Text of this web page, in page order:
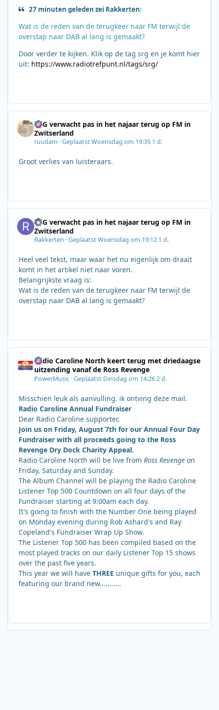
27 minuten geleden zei Rakkerten:
Wat is de reden van de terugkeer naar FM terwijl de
overstap naar DAB al lang is gemaakt?
Door verder te kijken. Klik op de tag srg en je komt hier
uit: https://www.radiotrefpunt.nl/tags/srg/
SRG verwacht pas in het najaar terug op FM in
Zwitserland
ruudam ·GeplaatstWoensdag om 19:35 1 d.
Groot verlies van luisteraars.
SRG verwacht pas in het najaar terug op FM in
Zwitserland
Rakkerten ·GeplaatstWoensdag om 19:12 1 d.
Heel veel tekst, maar waar het nu eigenlijk om draait
komt in het artikel niet naar voren.
Belangrijkste vraag is:
Wat is de reden van de terugkeer naar FM terwijl de
overstap naar DAB al lang is gemaakt?
Radio Caroline North keert terug met driedaagse
uitzending vanaf de Ross Revenge
PowerMusic ·Geplaatst Dinsdag om 14:262 d.
Misschien leuk als aanvulling. ik ontving deze mail.
Radio Caroline Annual Fundraiser
Dear Radio Caroline supporter,
Join us on Friday, August 7th for our Annual Four Day
Fundraiser with all proceeds going to the Ross
Revenge Dry Dock Charity Appeal.
Radio Caroline North will be live from Ross Revenge on
Friday, Saturday and Sunday.
The Album Channel will be playing the Radio Caroline
Listener Top 500 Countdown on all four days of the
Fundraiser starting at 9:00am each day.
It's going to finish with the Number One being played
on Monday evening during Rob Ashard's and Ray
Copeland's Fundraiser Wrap Up Show.
The Listener Top 500 has been compiled based on the
most played tracks on our daily Listener Top 15 shows
over the past five years.
This year we will have THREE unique gifts for you, each
featuring our brand new...........